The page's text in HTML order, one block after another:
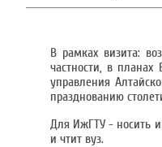
В рамках визита:
частности, в
управления
празднованию
Для ИжГТУ - носить
и чтит вуз.